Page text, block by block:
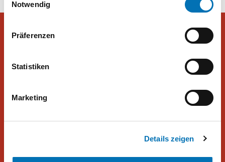
Cookies, wenn Sie unsere Webseite weiterhin nutzen.
Notwendig
Präferenzen
Statistiken
Marketing
Details zeigen
Meinungsforschung für Politik, Wirtschaft und Non-Profit-